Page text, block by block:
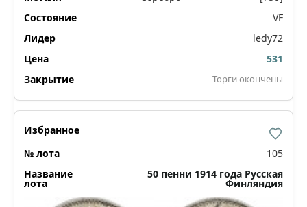
VF
ledy72
531
Торги окончены
105
50 пенни 1914 года Русская
Финляндия